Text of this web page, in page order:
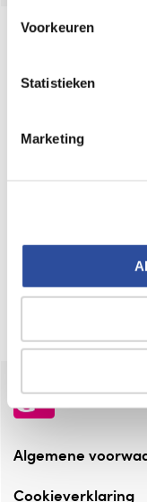
Voorkeuren
Statistieken
Marketing
Online
webshop
Altijd onze
Check
de
Algemene
Cookieverklaring